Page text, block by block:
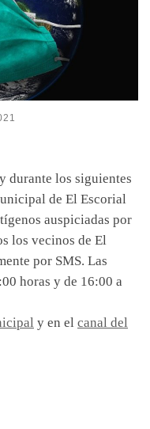
durante los siguientes
de El Escorial
auspiciadas por
los vecinos de El
por SMS. Las
horas y de 16:00 a
y en el canal del